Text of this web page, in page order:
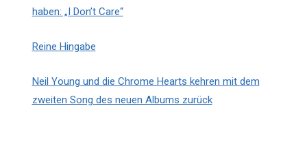
haben: „I Don’t Care“
Reine Hingabe
Neil Young und die Chrome Hearts kehren mit dem
zweiten Song des neuen Albums zurück